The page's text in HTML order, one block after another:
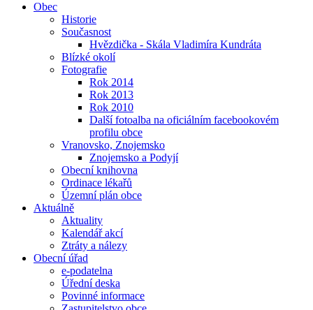
Obec
Historie
Současnost
Hvězdička - Skála Vladimíra Kundráta
Blízké okolí
Fotografie
Rok 2014
Rok 2013
Rok 2010
Další fotoalba na oficiálním facebookovém
profilu obce
Vranovsko, Znojemsko
Znojemsko a Podyjí
Obecní knihovna
Ordinace lékařů
Územní plán obce
Aktuálně
Aktuality
Kalendář akcí
Ztráty a nálezy
Obecní úřad
e-podatelna
Úřední deska
Povinné informace